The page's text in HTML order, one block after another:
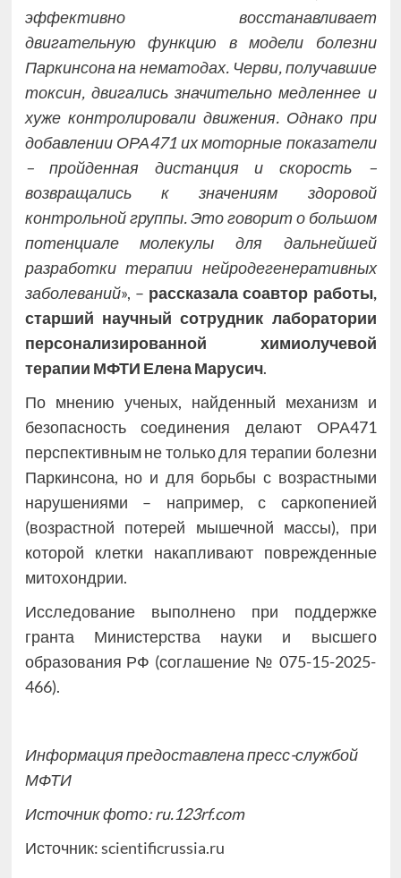
эффективно восстанавливает
двигательную функцию в модели болезни
Паркинсона на нематодах. Черви, получавшие
токсин, двигались значительно медленнее и
хуже контролировали движения. Однако при
добавлении ОРА471 их моторные показатели
– пройденная дистанция и скорость –
возвращались к значениям здоровой
контрольной группы. Это говорит о большом
потенциале молекулы для дальнейшей
разработки терапии нейродегенеративных
заболеваний», – рассказала соавтор работы,
старший научный сотрудник лаборатории
персонализированной химиолучевой
терапии МФТИ Елена Марусич.
По мнению ученых, найденный механизм и
безопасность соединения делают ОРА471
перспективным не только для терапии болезни
Паркинсона, но и для борьбы с возрастными
нарушениями – например, с саркопенией
(возрастной потерей мышечной массы), при
которой клетки накапливают поврежденные
митохондрии.
Исследование выполнено при поддержке
гранта Министерства науки и высшего
образования РФ (соглашение № 075-15-2025-
466).
Информация предоставлена пресс-службой
МФТИ
Источник фото: ru.123rf.com
Источник:scientificrussia.ru